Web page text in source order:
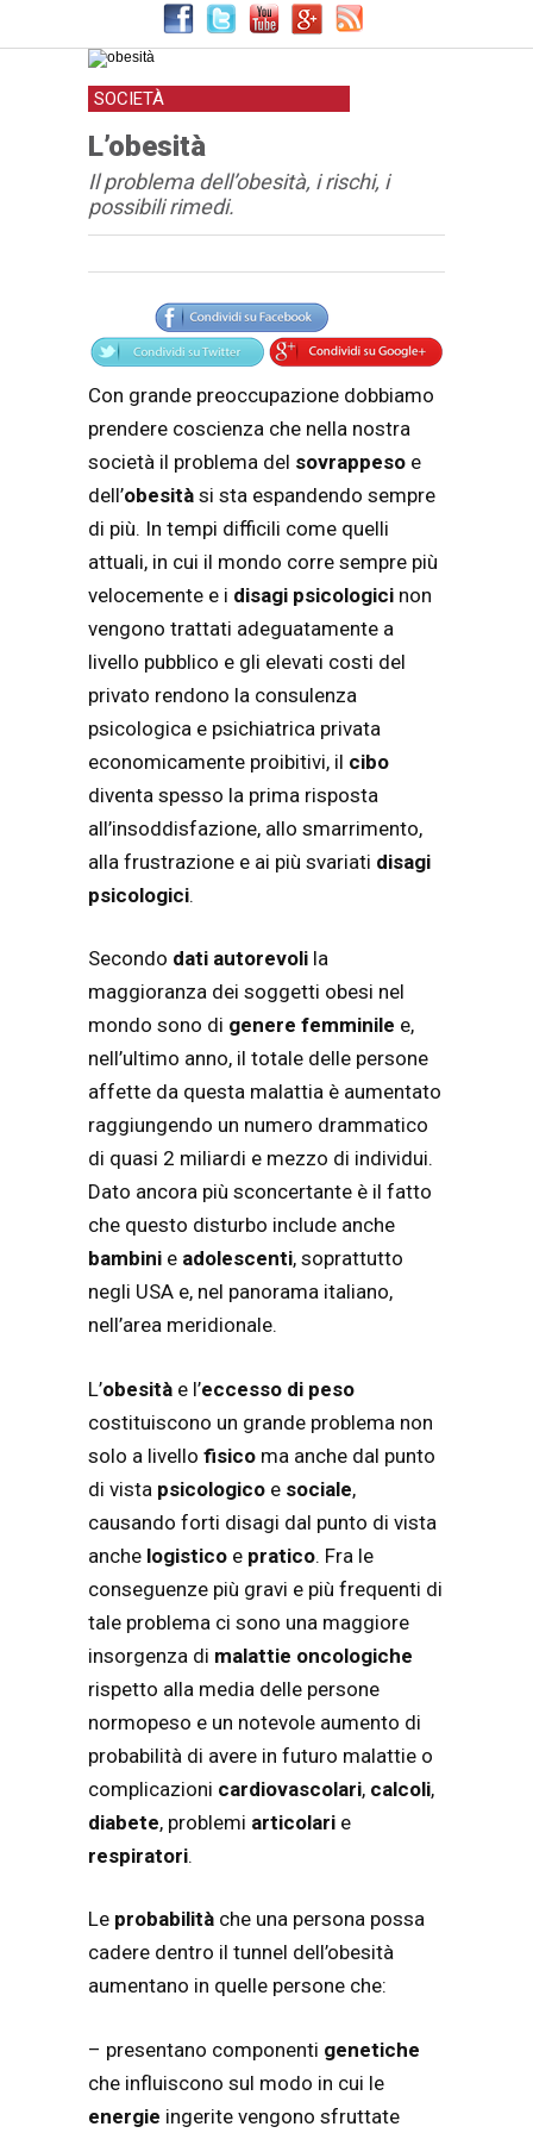
SOCIETÀ
L’obesità
Il problema dell’obesità, i rischi, i
possibili rimedi.
Articolo
Testo articolo principale
Con grande preoccupazione dobbiamo
prendere coscienza che nella nostra
società il problema del sovrappeso e
dell’obesità si sta espandendo sempre
di più. In tempi difficili come quelli
attuali, in cui il mondo corre sempre più
velocemente e i disagi psicologici non
vengono trattati adeguatamente a
livello pubblico e gli elevati costi del
privato rendono la consulenza
psicologica e psichiatrica privata
economicamente proibitivi, il cibo
diventa spesso la prima risposta
all’insoddisfazione, allo smarrimento,
alla frustrazione e ai più svariati disagi
psicologici.
Secondo dati autorevoli la
maggioranza dei soggetti obesi nel
mondo sono di genere femminile e,
nell’ultimo anno, il totale delle persone
affette da questa malattia è aumentato
raggiungendo un numero drammatico
di quasi 2 miliardi e mezzo di individui.
Dato ancora più sconcertante è il fatto
che questo disturbo include anche
bambini e adolescenti, soprattutto
negli USA e, nel panorama italiano,
nell’area meridionale.
L’obesità e l’eccesso di peso
costituiscono un grande problema non
solo a livello fisico ma anche dal punto
di vista psicologico e sociale,
causando forti disagi dal punto di vista
anche logistico e pratico. Fra le
conseguenze più gravi e più frequenti di
tale problema ci sono una maggiore
insorgenza di malattie oncologiche
rispetto alla media delle persone
normopeso e un notevole aumento di
probabilità di avere in futuro malattie o
complicazioni cardiovascolari, calcoli,
diabete, problemi articolari e
respiratori.
Le probabilità che una persona possa
cadere dentro il tunnel dell’obesità
aumentano in quelle persone che:
– presentano componenti genetiche
che influiscono sul modo in cui le
energie ingerite vengono sfruttate